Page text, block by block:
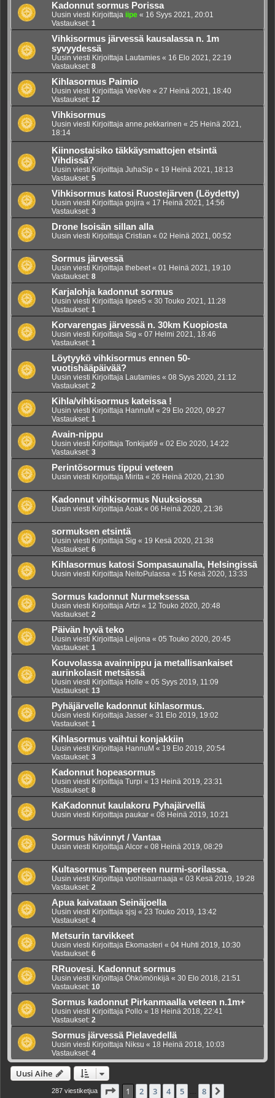
Kadonnut sormus Porissa
Uusin viesti Kirjoittaja iipe « 16 Syys 2021, 20:01
Vastaukset: 1
Vihkisormus järvessä kausalassa n. 1m
syvyydessä
Uusin viesti Kirjoittaja Lautamies « 16 Elo 2021, 22:19
Vastaukset: 8
Kihlasormus Paimio
Uusin viesti Kirjoittaja VeeVee « 27 Heinä 2021, 18:40
Vastaukset: 12
Vihkisormus
Uusin viesti Kirjoittaja anne.pekkarinen « 25 Heinä 2021,
18:14
Kiinnostaisiko täkkäysmattojen etsintä
Vihdissä?
Uusin viesti Kirjoittaja JuhaSip « 19 Heinä 2021, 18:13
Vastaukset: 5
Vihkisormus katosi Ruostejärven (Löydetty)
Uusin viesti Kirjoittaja gojira « 17 Heinä 2021, 14:56
Vastaukset: 3
Drone Isoisän sillan alla
Uusin viesti Kirjoittaja Cristian « 02 Heinä 2021, 00:52
Sormus järvessä
Uusin viesti Kirjoittaja thebeet« 01 Heinä 2021, 19:10
Vastaukset: 8
Karjalohja kadonnut sormus
Uusin viesti Kirjoittaja Iipee5 « 30 Touko 2021, 11:28
Vastaukset: 1
Korvarengas järvessä n. 30km Kuopiosta
Uusin viesti Kirjoittaja Sig « 07 Helmi 2021, 18:46
Vastaukset: 1
Löytyykö vihkisormus ennen 50-
vuotishääpäivää?
Uusin viesti Kirjoittaja Lautamies « 08 Syys 2020, 21:12
Vastaukset: 2
Kihla/vihkisormus kateissa !
Uusin viesti Kirjoittaja HannuM « 29 Elo 2020, 09:27
Vastaukset: 1
Avain-nippu
Uusin viesti Kirjoittaja Tonkija69 « 02 Elo 2020, 14:22
Vastaukset: 3
Perintösormus tippui veteen
Uusin viesti Kirjoittaja Mirita « 26 Heinä 2020, 21:30
Kadonnut vihkisormus Nuuksiossa
Uusin viesti Kirjoittaja Aoak « 06 Heinä 2020, 21:36
sormuksen etsintä
Uusin viesti Kirjoittaja Sig « 19 Kesä 2020, 21:38
Vastaukset: 6
Kihlasormus katosi Sompasaunalla, Helsingissä
Uusin viesti Kirjoittaja NeitoPulassa « 15 Kesä 2020, 13:33
Sormus kadonnut Nurmeksessa
Uusin viesti Kirjoittaja Artzi « 12 Touko 2020, 20:48
Vastaukset: 2
Päivän hyvä teko
Uusin viesti Kirjoittaja Leijona « 05 Touko 2020, 20:45
Vastaukset: 1
Kouvolassa avainnippu ja metallisankaiset
aurinkolasit metsässä
Uusin viesti Kirjoittaja Holle « 05 Syys 2019, 11:09
Vastaukset: 13
Pyhäjärvelle kadonnut kihlasormus.
Uusin viesti Kirjoittaja Jasser « 31 Elo 2019, 19:02
Vastaukset: 1
Kihlasormus vaihtui konjakkiin
Uusin viesti Kirjoittaja HannuM « 19 Elo 2019, 20:54
Vastaukset: 3
Kadonnut hopeasormus
Uusin viesti Kirjoittaja Turpi « 13 Heinä 2019, 23:31
Vastaukset: 8
KaKadonnut kaulakoru Pyhajärvellä
Uusin viesti Kirjoittaja paukar « 08 Heinä 2019, 10:21
Sormus hävinnyt / Vantaa
Uusin viesti Kirjoittaja Alcor « 08 Heinä 2019, 08:29
Kultasormus Tampereen nurmi-sorilassa.
Uusin viesti Kirjoittaja vuohisaarnaaja « 03 Kesä 2019, 19:28
Vastaukset: 2
Apua kaivataan Seinäjoella
Uusin viesti Kirjoittaja sjsj « 23 Touko 2019, 13:42
Vastaukset: 4
Metsurin tarvikkeet
Uusin viesti Kirjoittaja Ekomasteri « 04 Huhti 2019, 10:30
Vastaukset: 6
RRuovesi. Kadonnut sormus
Uusin viesti Kirjoittaja Öhkömönkijä « 30 Elo 2018, 21:51
Vastaukset: 10
Sormus kadonnut Pirkanmaalla veteen n.1m+
Uusin viesti Kirjoittaja Pollo « 18 Heinä 2018, 22:41
Vastaukset: 2
Sormus järvessä Pielavedellä
Uusin viesti Kirjoittaja Niksu « 18 Heinä 2018, 10:03
Vastaukset: 4
Uusi Aihe
287 viestiketjua Sivu /8
1 2 3 4 5 8